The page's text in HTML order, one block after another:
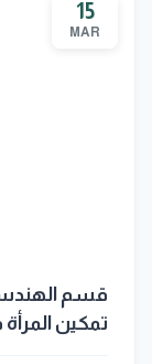
15
MAR
قسم
تمكين المرأة